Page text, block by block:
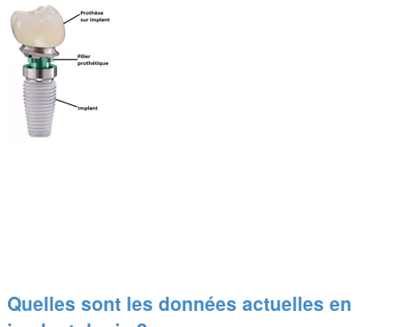
Quelles sont les données actuelles en